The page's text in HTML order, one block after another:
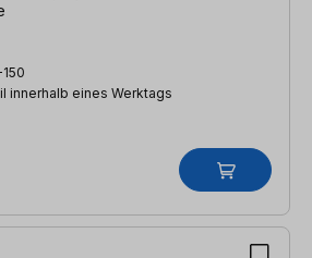
innerhalb eines Werktags